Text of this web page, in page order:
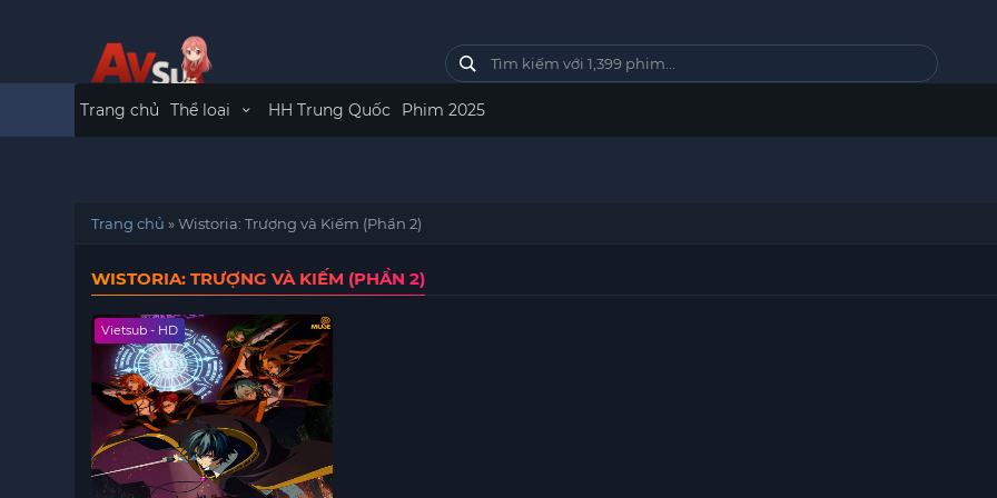
Trang chủ Thể loại HH Trung Quốc Phim 2025
Trang chủ »Wistoria: Trượng và Kiếm (Phần 2)
WISTORIA: TRƯỢNG VÀ KIẾM (PHẦN 2)
Vietsub - HD